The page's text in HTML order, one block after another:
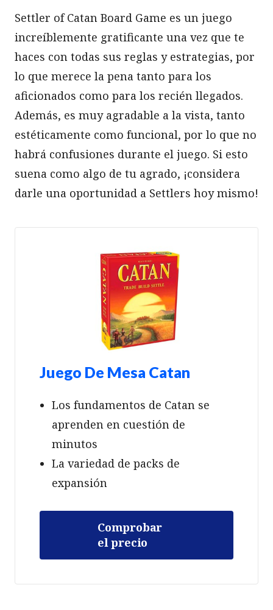
Settler of Catan Board Game es un juego
increíblemente gratificante una vez que te
haces con todas sus reglas y estrategias, por
lo que merece la pena tanto para los
aficionados como para los recién llegados.
Además, es muy agradable a la vista, tanto
estéticamente como funcional, por lo que no
habrá confusiones durante el juego. Si esto
suena como algo de tu agrado, ¡considera
darle una oportunidad a Settlers hoy mismo!
Juego De Mesa Catan
Los fundamentos de Catan se
aprenden en cuestión de
minutos
La variedad de packs de
expansión
Comprobar
el precio